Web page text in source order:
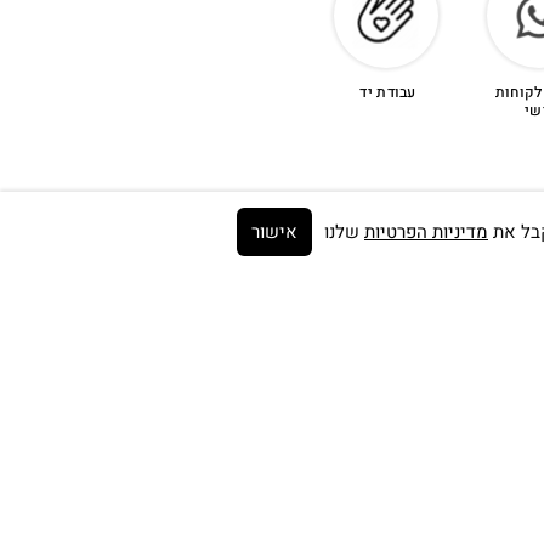
עבודת יד
מדיניות הפרטיות שלנו אישור